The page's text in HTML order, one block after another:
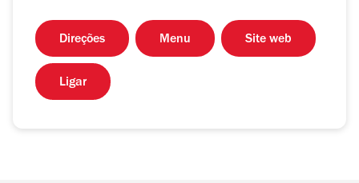
Direções Menu Site web
Ligar